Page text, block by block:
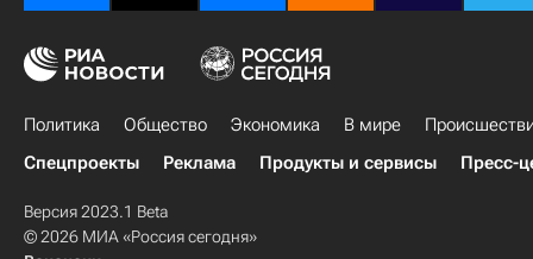
Политика Общество Экономика В мире
Спецпроекты
Реклама Продукты и сервисы Пресс-
Версия 2023.1 Beta
© 2026 МИА «Россия сегодня»